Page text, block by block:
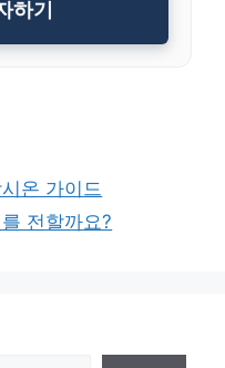
하기
온 가이드
전할까요?